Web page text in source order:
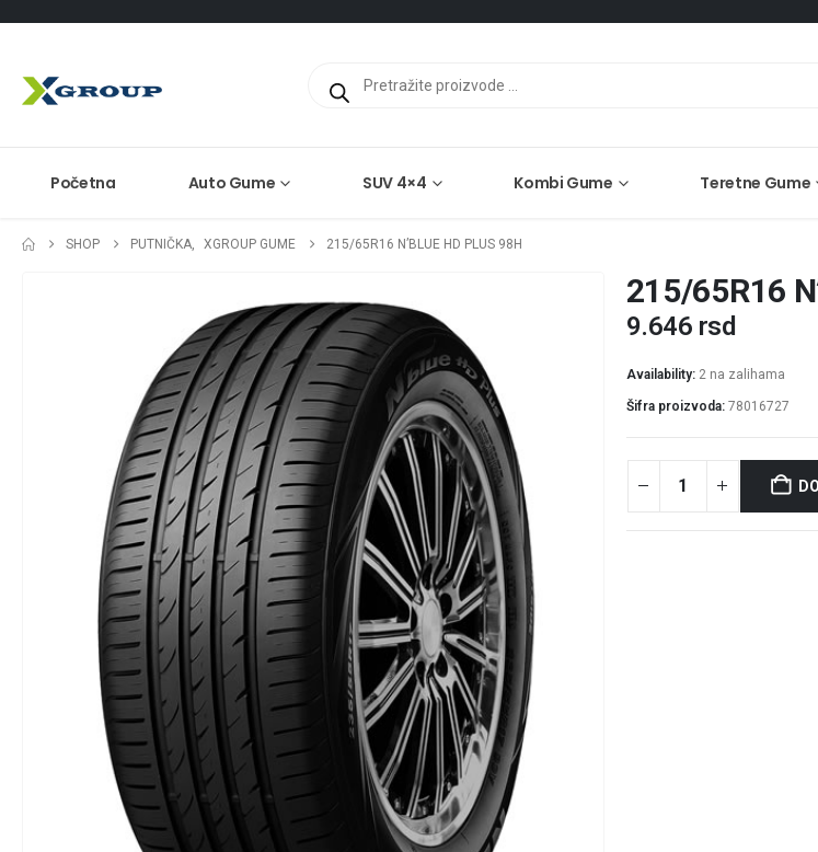
search
Početna Auto Gume SUV 4×4 Kombi Gume Teretne Gume
SHOP PUTNIČKA, XGROUP GUME 215/65R16 N’BLUE HD PLUS 98H
215/65R16
9.646 rsd
Availability: 2 na zalihama
Šifra proizvoda: 78016727